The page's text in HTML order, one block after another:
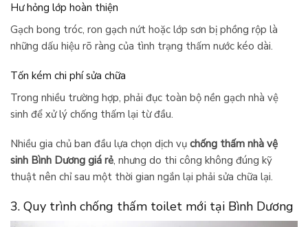
Hư hỏng lớp hoàn thiện
Gạch bong tróc, ron gạch nứt hoặc lớp sơn bị phồng rộp là
những dấu hiệu rõ ràng của tình trạng thấm nước kéo dài.
Tốn kém chi phí sửa chữa
Trong nhiều trường hợp, phải đục toàn bộ nền gạch nhà vệ
sinh để xử lý chống thấm lại từ đầu.
Nhiều gia chủ ban đầu lựa chọn dịch vụ chống thấm nhà vệ
sinh Bình Dương giá rẻ, nhưng do thi công không đúng kỹ
thuật nên chỉ sau một thời gian ngắn lại phải sửa chữa lại.
3. Quy trình chống thấm toilet mới tại Bình Dương